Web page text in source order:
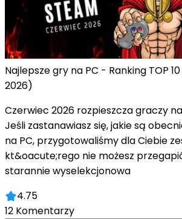
Najlepsze gry na PC - Ranking TOP
2026)
Czerwiec 2026 rozpieszcza graczy
Jeśli zastanawiasz się, jakie są
na PC, przygotowaliśmy dla Ciebie
kt&oacute;rego nie możesz
starannie wyselekcjonowa
4.75
12 Komentarzy